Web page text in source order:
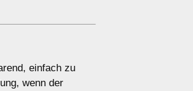
einfach zu
wenn der